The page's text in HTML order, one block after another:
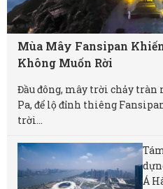
Mùa Mây Fansipan
Không Muốn Rời
Đầu đông, mây trời chảy tràn
Pa, để lộ đỉnh thiêng
trời...
Á